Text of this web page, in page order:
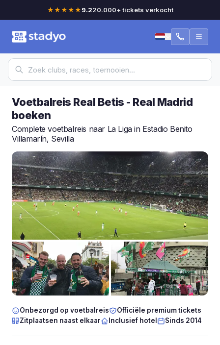
★★★★★9.220.000+ tickets verkocht
Voetbalreis Real Betis - Real Madrid
boeken
Complete voetbalreis naar La Liga in Estadio Benito
Villamarín, Sevilla
Onbezorgd op voetbalreis
Officiële premium tickets
Zitplaatsen naast elkaar
Inclusief hotel Sinds 2014